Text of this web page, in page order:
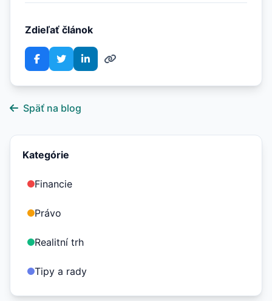
Zdieľať článok
Späť na blog
Kategórie
Financie
Právo
Realitní trh
Tipy a rady